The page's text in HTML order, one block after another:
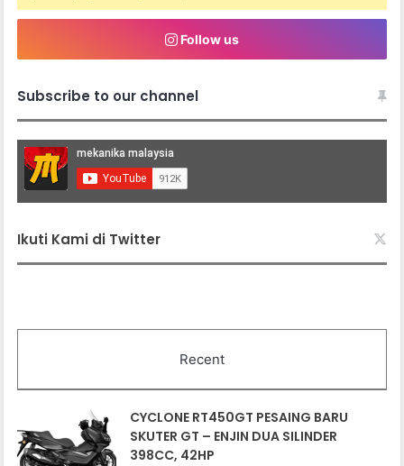
Follow us
Subscribe to our channel
Ikuti Kami di Twitter
Recent
CYCLONE RT450GT PESAING BARU
SKUTER GT – ENJIN DUA SILINDER
398CC, 42HP